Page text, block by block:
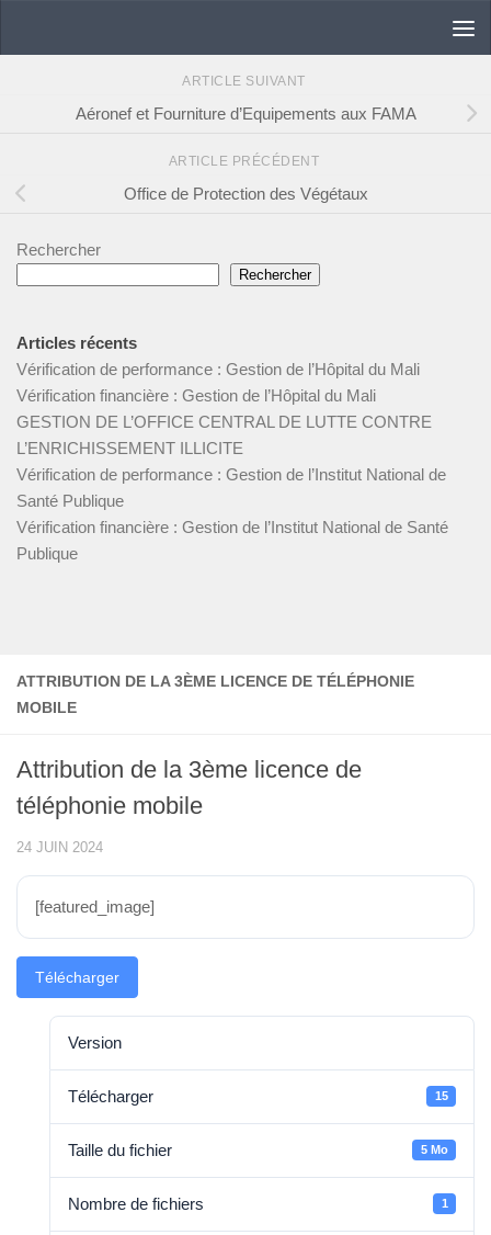
ATTRIBUTION DE LA 3ÈME LICENCE DE TÉLÉPHONIE
MOBILE
Attribution de la 3ème licence de
téléphonie mobile
24 JUIN 2024
[featured_image]
Télécharger
Version
Télécharger 15
Taille du fichier 5 Mo
Nombre de fichiers 1
ARTICLE SUIVANT
Aéronef et Fourniture d’Equipements aux FAMA
ARTICLE PRÉCÉDENT
Office de Protection des Végétaux
Rechercher
Rechercher
Articles récents
Vérification de performance : Gestion de l’Hôpital du Mali
Vérification financière : Gestion de l’Hôpital du Mali
GESTION DE L’OFFICE CENTRAL DE LUTTE CONTRE
L’ENRICHISSEMENT ILLICITE
Vérification de performance : Gestion de l’Institut National de
Santé Publique
Vérification financière : Gestion de l’Institut National de Santé
Publique